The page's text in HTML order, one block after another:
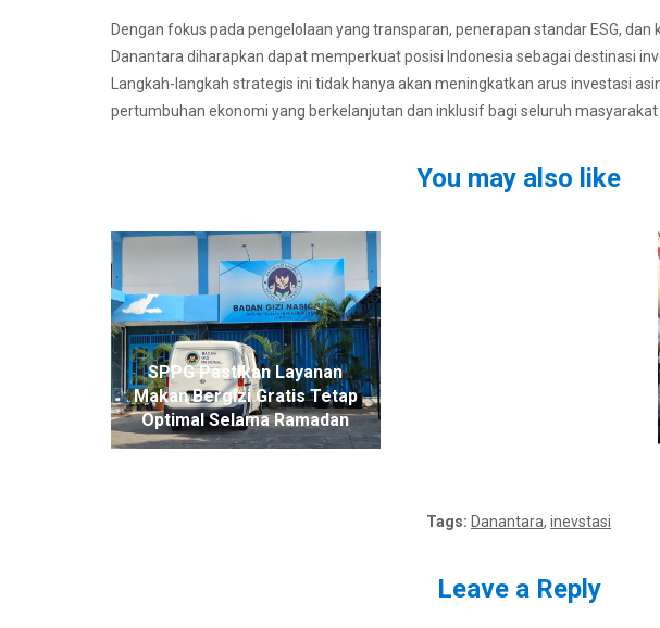
Dengan fokus pada pengelolaan yang transparan, penerapan standar ESG,
Danantara diharapkan dapat memperkuat posisi Indonesia sebagai destinasi
Langkah-langkah strategis ini tidak hanya akan meningkatkan arus investasi
pertumbuhan ekonomi yang berkelanjutan dan inklusif bagi seluruh masyarakat
You may also like
SPPG Pastikan Layanan
Makan Bergizi Gratis Tetap
Optimal Selama Ramadan
Tags: Danantara, inevstasi
Leave a Reply